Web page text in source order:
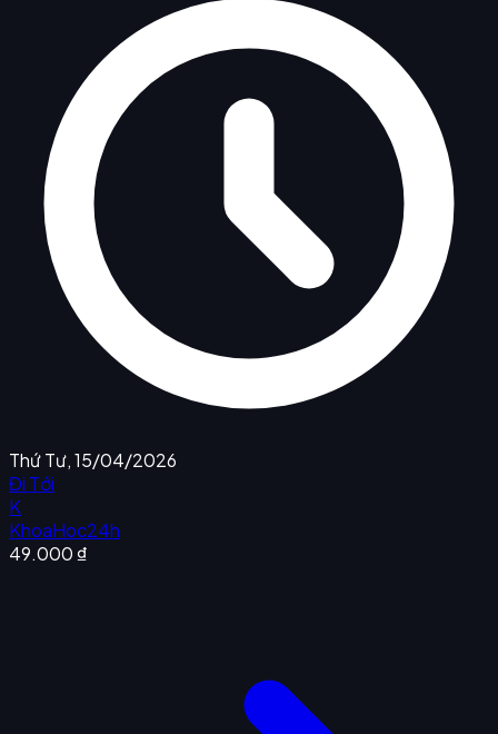
Thứ Tư, 15/04/2026
Đi Tới
K
KhoaHoc24h
49.000 ₫